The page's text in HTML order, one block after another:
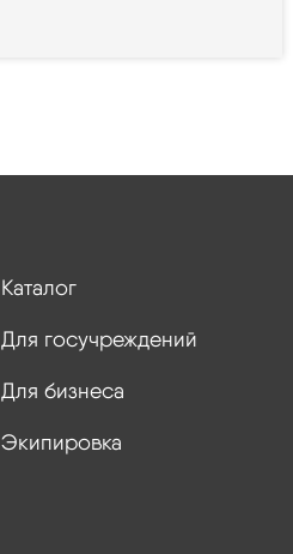
Каталог
Для госучреждений
Для бизнеса
Экипировка